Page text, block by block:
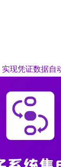
现凭证数据自